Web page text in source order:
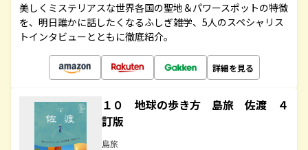
美しくミステリアスな世界各国の聖地＆パワースポットの特徴
を、明日誰かに話したくなるふしぎ雑学、5人のスペシャリス
トインタビューとともに徹底紹介。
詳細を見る
１０ 地球の歩き方 島旅 佐渡 ４
訂版
島旅